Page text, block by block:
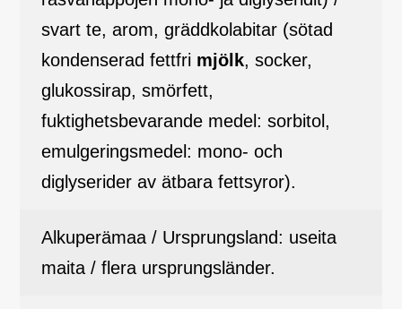
svart te, arom, gräddkolabitar (sötad
kondenserad fettfri mjölk, socker,
glukossirap, smörfett,
fuktighetsbevarande medel: sorbitol,
emulgeringsmedel: mono- och
diglyserider av ätbara fettsyror).
Alkuperämaa / Ursprungsland: useita
maita / flera ursprungsländer.